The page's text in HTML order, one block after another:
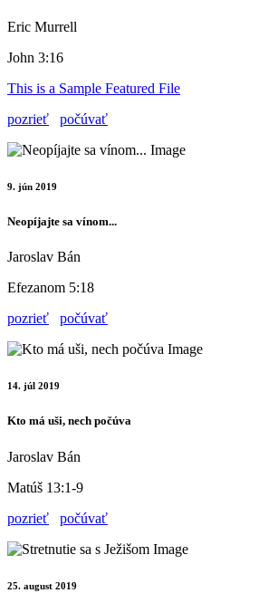
Eric Murrell
John 3:16
This is a Sample Featured File
pozrieť
počúvať
9. jún 2019
Neopíjajte sa vínom...
Jaroslav Bán
Efezanom 5:18
pozrieť
počúvať
14. júl 2019
Kto má uši, nech počúva
Jaroslav Bán
Matúš 13:1-9
pozrieť
počúvať
25. august 2019